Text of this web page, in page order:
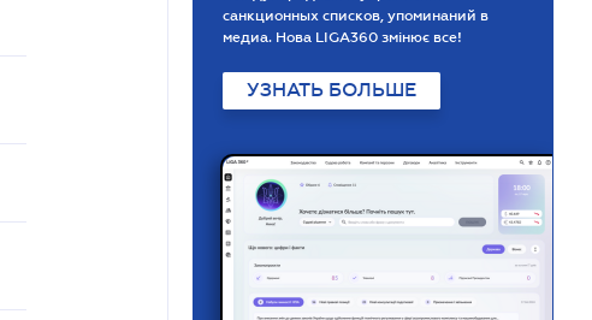
санкционных списков, упоминаний в
медиа. Нова LIGA360 змінює все!
УЗНАТЬ БОЛЬШЕ